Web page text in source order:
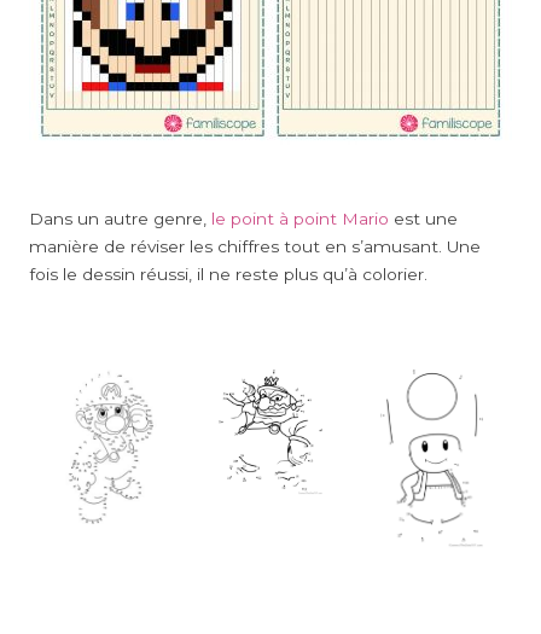
Dans un autre genre, le point à point Mario est une
manière de réviser les chiffres tout en s’amusant. Une
fois le dessin réussi, il ne reste plus qu’à colorier.